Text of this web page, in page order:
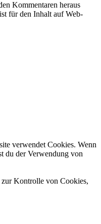
Kommentaren heraus
für den Inhalt auf Web-
verwendet Cookies. Wenn
du der Verwendung von
Kontrolle von Cookies,